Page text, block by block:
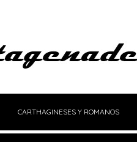
CARTHAGINESES Y ROMANOS